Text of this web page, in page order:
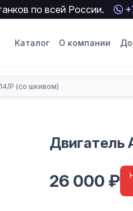
по всей России.
Каталог О компании
Р (со шкивом)
Двигатель
26 000 ₽